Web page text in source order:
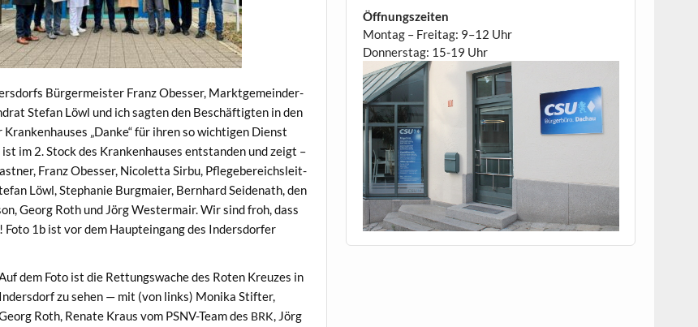
Bürg­er­meis­ter Franz Obess­er, Mark­t­ge­mein­der­
Ste­fan Löwl und ich sagten den Beschäftigten in den
„Danke“ für ihren so wichti­gen Dienst
im 2. Stock des Kranken­haus­es ent­standen und zeigt –
Franz Obess­er, Nico­let­ta Sir­bu, Pflege­bere­ich­sleit­
Löwl, Stephanie Burgmaier, Bern­hard Sei­de­nath, den
Georg Roth und Jörg West­er­mair. Wir sind froh, dass
1b ist vor dem Hauptein­gang des Inder­s­dor­fer
dem Foto ist die Ret­tungswache des Roten Kreuzes in
Inder­s­dorf zu sehen — mit (von links) Moni­ka Stifter,
Roth, Renate Kraus vom PSNV-Team des BRK, Jörg
Öffnungszeiten
Montag – Freitag: 9–12 Uhr
Donnerstag: 15-19 Uhr